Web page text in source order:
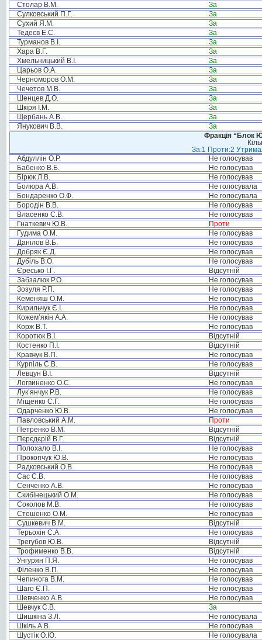
Столар В.М.
За
Сулковський П.Г.
За
Сухий Я.М.
За
Тедеєв Е.С.
За
Турманов В.І.
За
Хара В.Г.
За
Хмельницький В.І.
За
Царьов О.А.
За
Черноморов О.М.
За
Чечетов М.В.
За
Шенцев Д.О.
За
Шкіря І.М.
За
Щербань А.В.
За
Янукович В.В.
За
Фракція “Блок
За:1 Проти:2
Абдуллін О.Р.
Не голосував
Бабенко В.Б.
Не голосував
Бірюк Л.В.
Не голосував
Болюра А.В.
Не голосувала
Бондаренко О.Ф.
Не голосувала
Бородін В.В.
Не голосував
Власенко С.В.
Не голосував
Гнаткевич Ю.В.
Проти
Гудима О.М.
Не голосував
Данілов В.Б.
Не голосував
Добряк Є.Д.
Не голосував
Дубіль В.О.
Не голосував
Єресько І.Г.
Відсутній
Забзалюк Р.О.
Не голосував
Зозуля Р.П.
Не голосував
Кеменяш О.М.
Не голосував
Кирильчук Є.І.
Не голосував
Кожем’якін А.А.
Не голосував
Корж В.Т.
Не голосував
Коротюк В.І.
Відсутній
Костенко П.І.
Відсутній
Кравчук В.П.
Не голосував
Курпіль С.В.
Не голосував
Левцун В.І.
Відсутній
Логвиненко О.С.
Не голосував
Лук’янчук Р.В.
Не голосував
Міщенко С.Г.
Не голосував
Одарченко Ю.В.
Не голосував
Павловський А.М.
Проти
Петренко В.М.
Відсутній
Пєрєдєрій В.Г.
Відсутній
Полохало В.І.
Не голосував
Прокопчук Ю.В.
Не голосував
Радковський О.В.
Не голосував
Сас С.В.
Не голосував
Сенченко А.В.
Не голосував
Скибінецький О.М.
Не голосував
Соколов М.В.
Не голосував
Стешенко О.М.
Не голосував
Сушкевич В.М.
Відсутній
Терьохін С.А.
Не голосував
Трегубов Ю.В.
Відсутній
Трофименко В.В.
Відсутній
Унгурян П.Я.
Не голосував
Філенко В.П.
Не голосував
Чепинога В.М.
Не голосував
Шаго Є.П.
Не голосував
Шевченко А.В.
Не голосував
Шевчук С.В.
За
Шишкіна З.Л.
Не голосувала
Шкіль А.В.
Не голосував
Шустік О.Ю.
Не голосувала